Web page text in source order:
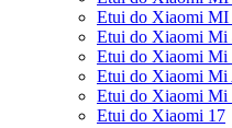
Etui do Xiaomi MI
Etui do Xiaomi Mi
Etui do Xiaomi Mi
Etui do Xiaomi
Etui do Xiaomi Mi
Etui do Xiaomi 17